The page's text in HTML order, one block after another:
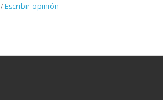
/ Escribir opinión